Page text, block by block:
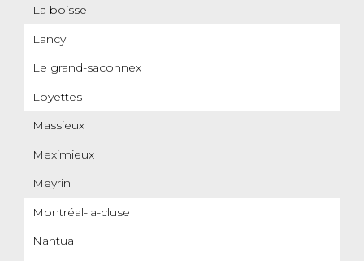
La boisse
Lancy
Le grand-saconnex
Loyettes
Massieux
Meximieux
Meyrin
Montréal-la-cluse
Nantua